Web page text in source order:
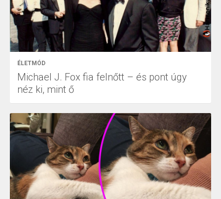
ÉLETMÓD
Michael J. Fox fia felnőtt – és pont úgy
néz ki, mint ő